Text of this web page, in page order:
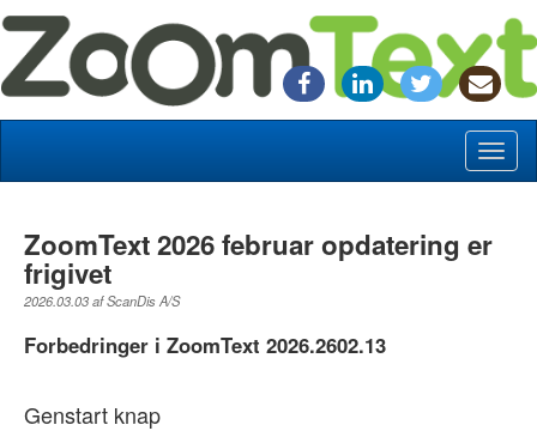
ZoomText 2026 februar opdatering er
frigivet
2026.03.03 af ScanDis A/S
Forbedringer i ZoomText 2026.2602.13
Genstart knap